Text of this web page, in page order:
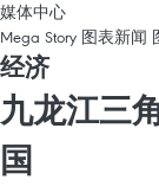
媒体中心
Mega Story 图表新闻
经济
九龙江三
国